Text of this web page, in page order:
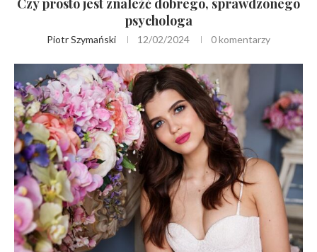
Czy prosto jest znaleźć dobrego, sprawdzonego
psychologa
Piotr Szymański 12/02/2024 0 komentarzy